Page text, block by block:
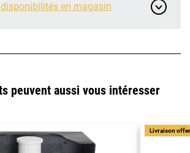
en magasin
peuvent aussi vous intéresser
Livraison